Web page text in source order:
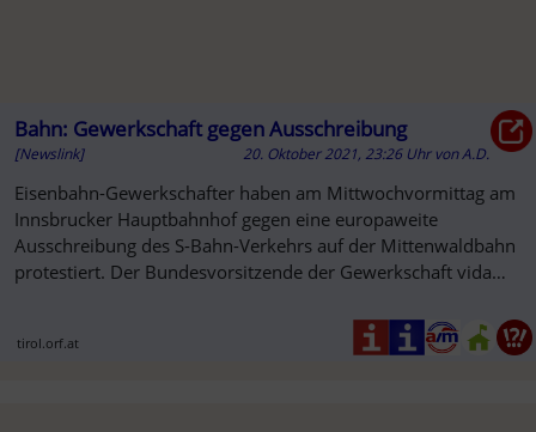
Bahn: Gewerkschaft gegen Ausschreibung
[Newslink] 20. Oktober 2021, 23:26 Uhr vonA.D.
Eisenbahn-Gewerkschafter haben am Mittwochvormittag am
Innsbrucker Hauptbahnhof gegen eine europaweite
Ausschreibung des S-Bahn-Verkehrs auf der Mittenwaldbahn
protestiert. Der Bundesvorsitzende der Gewerkschaft vida
tirol.orf.at